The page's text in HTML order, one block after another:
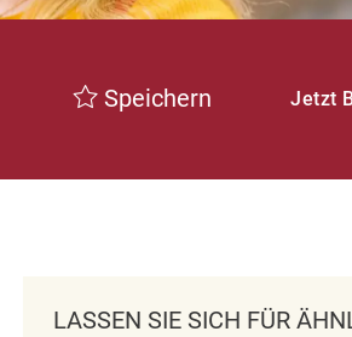
Speichern Jetzt
LASSEN SIE SICH FÜR